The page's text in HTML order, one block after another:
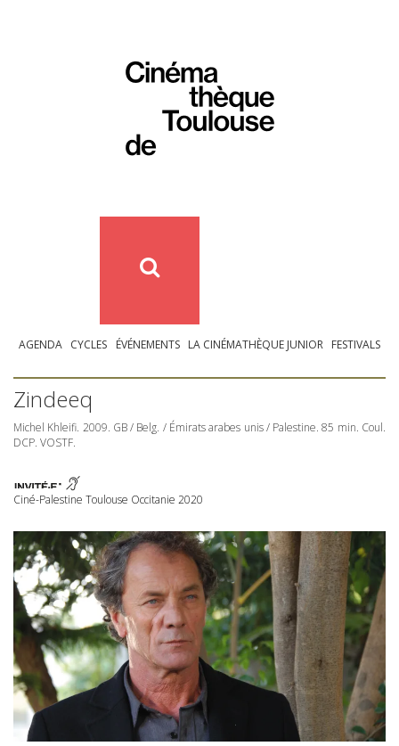
AGENDA CYCLES ÉVÉNEMENTS LA CINÉMATHÈQUE JUNIOR FESTIVALS
Zindeeq
Michel Khleifi. 2009. GB / Belg. / Émirats arabes unis / Palestine. 85 min. Coul.
DCP. VOSTF.
Ciné-Palestine Toulouse Occitanie 2020